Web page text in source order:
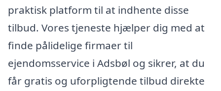
praktisk platform til at indhente disse
tilbud. Vores tjeneste hjælper dig med at
finde pålidelige firmaer til
ejendomsservice i Adsbøl og sikrer, at du
får gratis og uforpligtende tilbud direkte